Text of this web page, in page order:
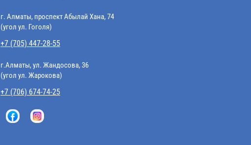
г. Алматы, проспект Абылай Хана, 74
(угол ул. Гоголя)
+7 (705) 447-28-55
г.Алматы, ул. Жандосова, 36
(угол ул. Жарокова)
+7 (706) 674-74-25